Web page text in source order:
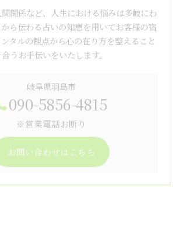
関係など、人生における悩みは多岐にわ
ら伝わる占いの知恵を用いてお客様の宿
タルの観点から心の在り方を整えること
うお手伝いをいたします。
岐阜県羽島市
090-5856-4815
※営業電話お断り
お問い合わせはこちら